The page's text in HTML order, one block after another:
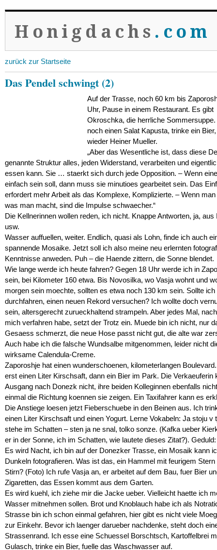
Honigdachs .com
zurück zur Startseite
Das Pendel schwingt (2)
Auf der Trasse, noch 60 km bis
Uhr, Pause in einem Restaurant. Es gibt
Okroschka, die herrliche
noch einen Salat Kapusta, trinke ein
wieder Heiner Mueller.
„Aber das Wesentliche ist, dass diese
genannte Struktur alles, jeden Widerstand, verarbeiten und
essen kann. Sie … staerkt sich durch jede Opposition. – Wenn
einfach sein soll, dann muss sie minutioes gearbeitet sein. Das
erfordert mehr Arbeit als das Komplexe, Komplizierte. – Wenn
was man macht, sind die Impulse schwaecher.“
Die Kellnerinnen wollen reden, ich nicht. Knappe Antworten, ja, aus
usw.
Wasser auffuellen, weiter. Endlich, quasi als Lohn, finde ich auch
spannende Mosaike. Jetzt soll ich also meine neu erlernten
Kenntnisse anweden. Puh – die Haende zittern, die Sonne blendet.
Wie lange werde ich heute fahren? Gegen 18 Uhr werde ich in
sein, bei Kilometer 160 etwa. Bis Novosilka, wo Vasja wohnt und
morgen sein moechte, sollten es etwa noch 130 km sein. Sollte
durchfahren, einen neuen Rekord versuchen? Ich wollte doch
sein, altersgerecht zurueckhaltend strampeln. Aber jedes Mal,
mich verfahren habe, setzt der Trotz ein. Muede bin ich nicht, nur
Gesaess schmerzt, die neue Hose passt nicht gut, die alte war
Auch habe ich die falsche Wundsalbe mitgenommen, leider nicht
wirksame Calendula-Creme.
Zaporoshje hat einen wunderschoenen, kilometerlangen
erst einen Liter Kirschsaft, dann ein Bier im Park. Die Verkaeuferin
Ausgang nach Donezk nicht, ihre beiden Kolleginnen ebenfalls
einmal die Richtung koennen sie zeigen. Ein Taxifahrer kann es
Die Anstiege loesen jetzt Fieberschuebe in den Beinen aus. Ich
einen Liter Kirschsaft und einen Yogurt. Lerne Vokabeln: Ja stoju v
stehe im Schatten – sten ja ne snal, tolko sonze. (Kafka ueber
er in der Sonne, ich im Schatten, wie lautete dieses Zitat?). Geduld:
Es wird Nacht, ich bin auf der Donezker Trasse, ein Mosaik kann
Dunkeln fotografieren. Was ist das, ein Hammel mit feurigem Stern
Stirn? (Foto) Ich rufe Vasja an, er arbeitet auf dem Bau, fuer Bier
Zigaretten, das Essen kommt aus dem Garten.
Es wird kuehl, ich ziehe mir die Jacke ueber. Vielleicht haette ich
Wasser mitnehmen sollen. Brot und Knoblauch habe ich als
Strasse bin ich schon einmal gefahren, hier gibt es nicht viele
zur Einkehr. Bevor ich laenger darueber nachdenke, steht doch
Strassenrand. Ich esse eine Schuessel Borschtsch, Kartoffelbrei
Gulasch, trinke ein Bier, fuelle das Waschwasser auf.